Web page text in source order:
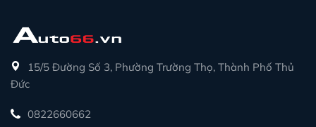
15/5 Đường Số 3, Phường Trường Thọ, Thành Phố Thủ
Đức
0822660662